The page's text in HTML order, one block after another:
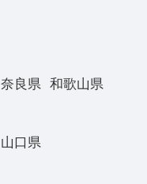
奈良県 和歌山県
山口県